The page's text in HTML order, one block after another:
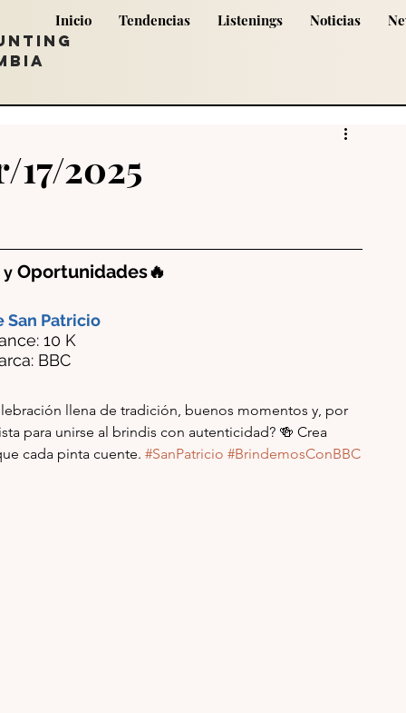
Inicio Tendencias Listenings Noticias
2025
y Oportunidades🔥
San Patricio
10 K
BBC
llena de tradición, buenos momentos y, por
para unirse al brindis con autenticidad? 🍻 Crea
cada pinta cuente. #SanPatricio #BrindemosConBBC